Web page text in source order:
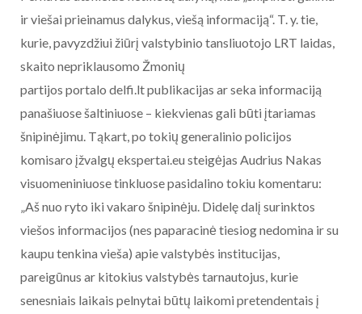
ir viešai prieinamus dalykus, viešą informaciją“. T. y. tie,
kurie, pavyzdžiui žiūrį valstybinio tansliuotojo LRT laidas,
skaito nepriklausomo Žmonių
partijos portalo delfi.lt publikacijas ar seka informaciją
panašiuose šaltiniuose – kiekvienas gali būti įtariamas
šnipinėjimu. Tąkart, po tokių generalinio policijos
komisaro įžvalgų ekspertai.eu steigėjas Audrius Nakas
visuomeniniuose tinkluose pasidalino tokiu komentaru:
„Aš nuo ryto iki vakaro šnipinėju. Didelę dalį surinktos
viešos informacijos (nes paparacinė tiesiog nedomina ir su
kaupu tenkina vieša) apie valstybės institucijas,
pareigūnus ar kitokius valstybės tarnautojus, kurie
senesniais laikais pelnytai būtų laikomi pretendentais į